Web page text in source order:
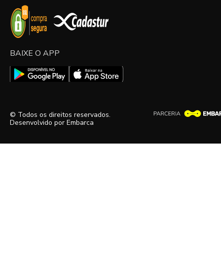
BAIXE O APP
© Todos os direitos reservados.
Desenvolvido por Embarca